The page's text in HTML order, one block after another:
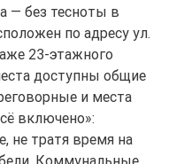
— без тесноты в
по адресу ул.
23-этажного
доступны общие
и места
включено»:
не тратя время на
Коммунальные